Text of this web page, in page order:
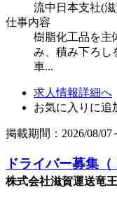
流中日本支社(
仕事内容
樹脂化工品を主
み、積み下ろし
車...
求人情報詳細へ
お気に入りに追
掲載期間：2026/08/07
ドライバー募集（
株式会社滋賀運送竜